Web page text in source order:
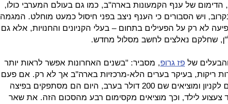
הדימום של ענף הקמעונות בארה"ב, כמו גם בעולם המערבי כולו,
ויש הסבורים כי הענף ניצב בפני חיסול כמעט מוחלט. המגמה
לא רק על הפעילים בתחום – בעלי הקניונים והחנויות, אלא גם
שחלקם נאלצים לחשב מסלול מחדש.
של פז גרופ, מסביר: "בשנים האחרונות אפשר לראות יותר
ריקות, בעיקר בערים הלא-מרכזיות בארה"ב אך לא רק. אם פעם
אנשים היו נכנסים לקניון ומוציאים שם 200 דולר בערב, היום הם מסתפקים בפיצה
צעצוע לילד, וכך מוציאים מקסימום רבע מהסכום הזה. את שאר